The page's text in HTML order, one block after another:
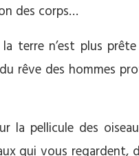
des corps…
terre n’est plus
rêve des hommes
la pellicule des
qui vous regardent,